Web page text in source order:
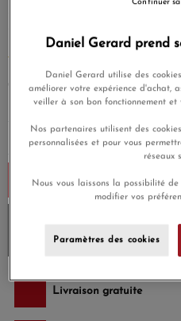
79,00 €
Ajouter
10% de remise avec le
Morganne-belloet
Livraison gratuite
Daniel Gerard prend
Daniel Gerard utilise des
améliorer votre expérience d'achat,
veiller à son bon fonctionnement
Nos partenaires utilisent des
personnalisées et pour vous
réseaux
Nous vous laissons la possibilité
modifier vos
Paramètres des cookies
Continuer